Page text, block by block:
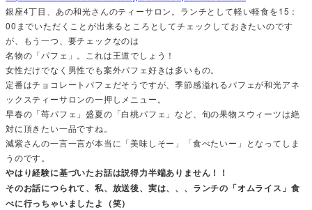
銀座4丁目、あの和光さんのティーサロン。ランチとして軽い軽食を15：
00までいただくことが出来るところとしてチェックしておきたいのです
が、もう一つ、要チェックなのは
名物の「パフェ」。これは王道でしょう！
女性だけでなく男性でも案外パフェ好きは多いもの。
定番はチョコレートパフェだそうですが、季節感溢れるパフェが和光アネ
ックスティーサロンの一押しメニュー。
早春の「苺パフェ」盛夏の「白桃パフェ」など、旬の果物スウィーツは絶
対に頂きたい一品ですね。
減紫さんの一言一言が本当に「美味しそー」「食べたいー」となってしま
うのです。
やはり経験に基づいたお話は説得力半端ありません！！
そのお話につられて、私、放送後、実は、、、ランチの「オムライス」食
べに行っちゃいましたよ（笑）